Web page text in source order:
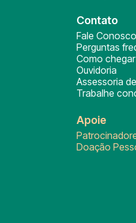
Contato
Fale Conosco
Perguntas
Como chegar
Ouvidoria
Assessoria
Trabalhe
Apoie
Doação